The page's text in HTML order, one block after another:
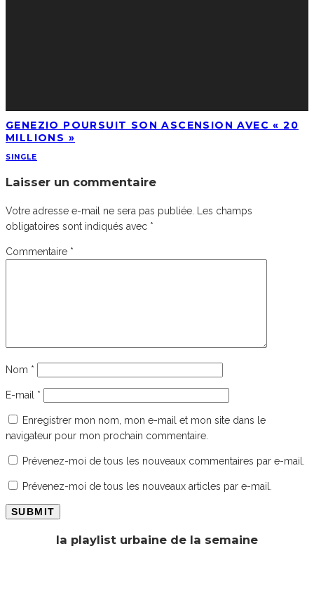
GENEZIO POURSUIT SON ASCENSION AVEC « 20
MILLIONS »
SINGLE
Laisser un commentaire
Votre adresse e-mail ne sera pas publiée.
Les champs
obligatoires sont indiqués avec *
Commentaire *
Nom *
E-mail *
Enregistrer mon nom, mon e-mail et mon site dans le
navigateur pour mon prochain commentaire.
Prévenez-moi de tous les nouveaux commentaires par e-mail.
Prévenez-moi de tous les nouveaux articles par e-mail.
la playlist urbaine de la semaine